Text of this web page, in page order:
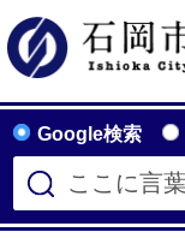
Google検索